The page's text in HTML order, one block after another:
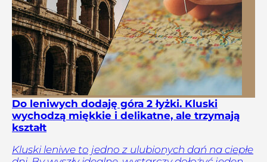
Do leniwych dodaję góra 2 łyżki. Kluski
wychodzą miękkie i delikatne, ale trzymają
kształt
Kluski leniwe to jedno z ulubionych dań na ciepłe